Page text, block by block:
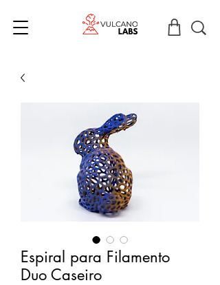
Espiral para Filamento
Duo Caseiro